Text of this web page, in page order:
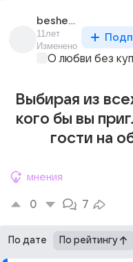
beshenyi_pios_5
11лет
Изменено
О любви без
Выбирая из
кого бы вы
гости на
мнения
0 7
По дате По рейтингу